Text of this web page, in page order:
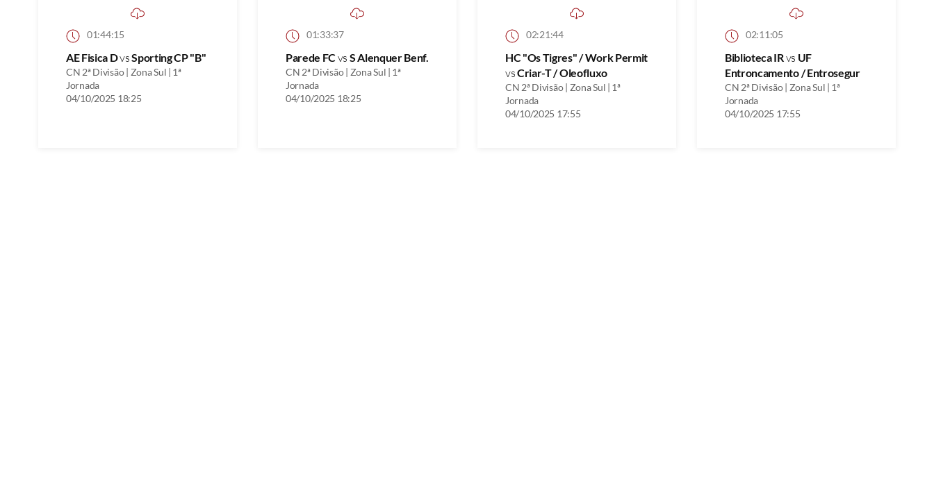
01:44:15
AE Fisica DvsSporting CP "B"
CN 2ª Divisão | Zona Sul | 1ª
Jornada
04/10/2025 18:25
01:33:37
Parede FCvs S Alenquer Benf.
CN 2ª Divisão | Zona Sul | 1ª
Jornada
04/10/2025 18:25
02:21:44
HC "Os Tigres" / Work Permit
vsCriar-T / Oleofluxo
CN 2ª Divisão | Zona Sul | 1ª
Jornada
04/10/2025 17:55
02:11:05
Biblioteca IRvs UF
Entroncamento / Entrosegur
CN 2ª Divisão | Zona Sul | 1ª
Jornada
04/10/2025 17:55